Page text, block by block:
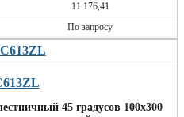
11 176,41
По запросу
45 градусов 100x300